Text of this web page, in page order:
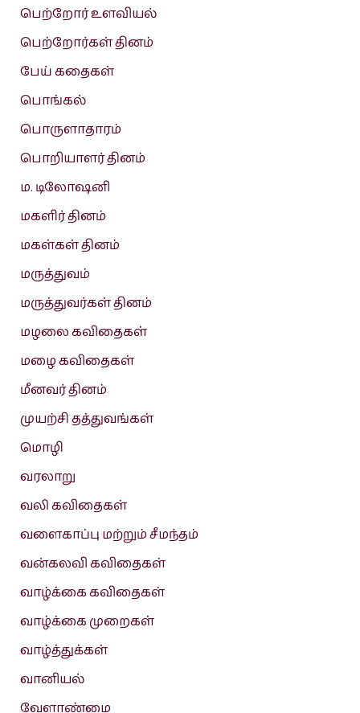
பெற்றோர் உளவியல்
பெற்றோர்கள் தினம்
பேய் கதைகள்
பொங்கல்
பொருளாதாரம்
பொறியாளர் தினம்
ம. டிலோஷனி
மகளிர் தினம்
மகள்கள் தினம்
மருத்துவம்
மருத்துவர்கள் தினம்
மழலை கவிதைகள்
மழை கவிதைகள்
மீனவர் தினம்
முயற்சி தத்துவங்கள்
மொழி
வரலாறு
வலி கவிதைகள்
வளைகாப்பு மற்றும் சீமந்தம்
வன்கலவி கவிதைகள்
வாழ்க்கை கவிதைகள்
வாழ்க்கை முறைகள்
வாழ்த்துக்கள்
வானியல்
வேளாண்மை